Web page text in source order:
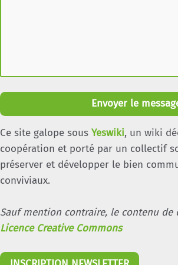
Envoyer le
Ce site galope sous Yeswiki, un wiki
coopération et porté par un collectif
préserver et développer le bien
conviviaux.
Sauf mention contraire, le contenu de
Licence Creative Commons